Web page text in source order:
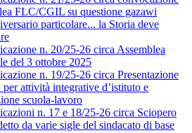
FLC/CGIL su questione gazawi
particolare... la Storia deve
n. 20/25-26 circa Assemblea
del 3 ottobre 2025
n. 19/25-26 circa Presentazione
per attività integrative d’istituto e
scuola-lavoro
n. 17 e 18/25-26 circa Sciopero
da varie sigle del sindacato di base